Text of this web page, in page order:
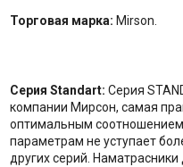
Торговая марка: Mirson.
Серия Standart: Серия
компании Мирсон, самая
оптимальным
параметрам не уступает
других серий. Наматрасники